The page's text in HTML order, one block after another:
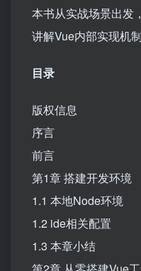
本书从实战场景出发
讲解Vue内部实现机
目录
版权信息
序言
前言
第1章 搭建开发环境
1.1 本地Node环境
1.2 ide相关配置
1.3 本章小结